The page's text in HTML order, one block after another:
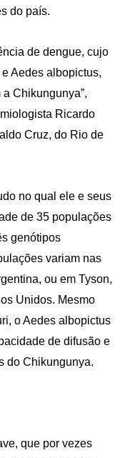
do país.
de dengue, cujo
Aedes albopictus,
Chikungunya”,
Ricardo
Cruz, do Rio de
no qual ele e seus
de 35 populações
genótipos
variam nas
ou em Tyson,
Unidos. Mesmo
o Aedes albopictus
de difusão e
do Chikungunya.
que por vezes